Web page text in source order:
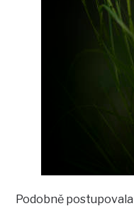
Podobně